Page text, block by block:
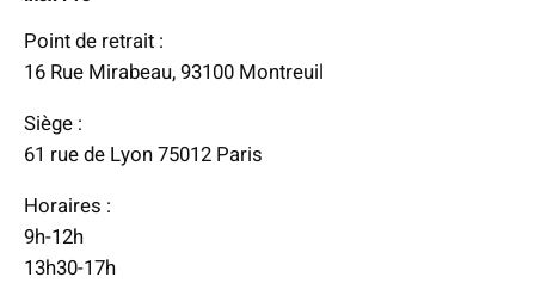
Point de retrait :
16 Rue Mirabeau, 93100 Montreuil
Siège :
61 rue de Lyon 75012 Paris
Horaires :
9h-12h
13h30-17h